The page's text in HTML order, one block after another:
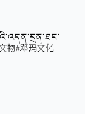
物#邓玛文化